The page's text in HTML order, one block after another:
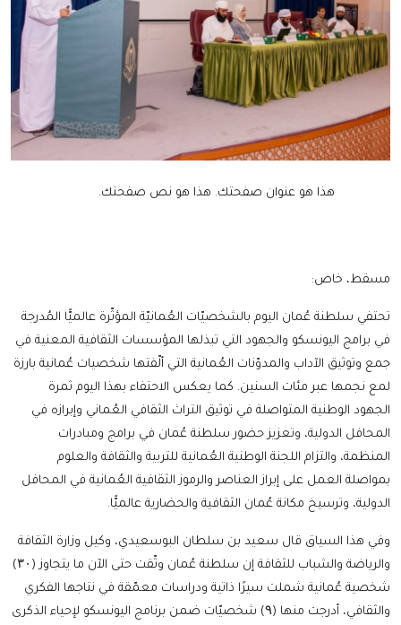
هذا هو عنوان صفحتك. هذا هو نص صفحتك.
مسقط، خاص:
تحتفي سلطنة عُمان اليوم بالشخصيّات العُمانيّة المؤثّرة عالميًّا المُدرجة
في برامج اليونسكو والجهود التي تبذلها المؤسسات الثقافية المعنية في
جمع وتوثيق الآداب والمدوّنات العُمانية التي ألّفتها شخصيات عُمانية بارزة
لمع نجمها عبر مئات السنين. كما يعكس الاحتفاء بهذا اليوم ثمرة
الجهود الوطنية المتواصلة في توثيق التراث الثقافي العُماني وإبرازه في
المحافل الدولية، وتعزيز حضور سلطنة عُمان في برامج ومبادرات
المنظمة، والتزام اللجنة الوطنية العُمانية للتربية والثقافة والعلوم
بمواصلة العمل على إبراز العناصر والرموز الثقافية العُمانية في المحافل
الدولية، وترسيخ مكانة عُمان الثقافية والحضارية عالميًّا.
وفي هذا السياق قال سعيد بن سلطان البوسعيدي، وكيل وزارة الثقافة
والرياضة والشباب للثقافة إن سلطنة عُمان وثّقت حتى الآن ما يتجاوز (۳۰)
شخصية عُمانية شملت سيرًا ذاتية ودراسات معمّقة في نتاجها الفكري
والثقافي، أدرجت منها (۹) شخصيّات ضمن برنامج اليونسكو لإحياء الذكرى